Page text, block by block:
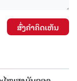
ສົ່ງຄໍາຄິດເຫັນ